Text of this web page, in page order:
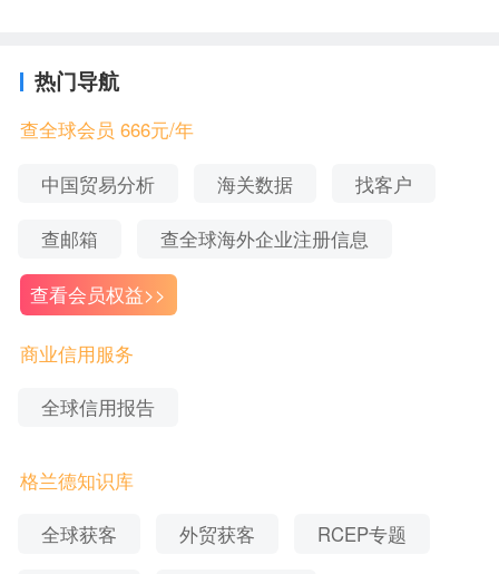
理，格兰德提供全球
、全球账款追收等服务。如果想要获取更多数据或
了解相关服务，可以联系在线客服获取相关资料或
申请产品试用。
热门导航
查全球会员 666元/年
中国贸易分析 海关数据 找客户
查邮箱 查全球海外企业注册信息
查看会员权益>>
商业信用服务
全球信用报告
格兰德知识库
全球获客 外贸获客 RCEP专题